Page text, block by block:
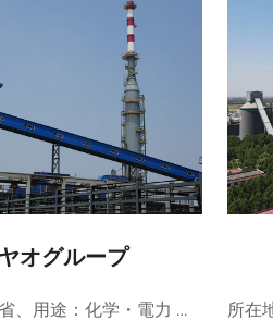
オグループ
所在地：中国山東省、用途：化学・電力 詳細：90t/h 石炭焚きボイラー排ガス超低排出一般請負プロジェクト。SNCR＋SCR脱硝プロセスを採用し、NOx排出濃度の時間平均値は...